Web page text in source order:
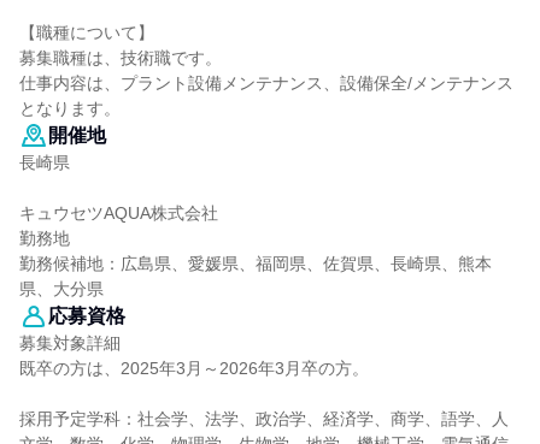
【職種について】
募集職種は、技術職です。
仕事内容は、プラント設備メンテナンス、設備保全/メンテナンス
となります。
開催地
長崎県
キュウセツAQUA株式会社
勤務地
勤務候補地：広島県、愛媛県、福岡県、佐賀県、長崎県、熊本
県、大分県
応募資格
募集対象詳細
既卒の方は、2025年3月～2026年3月卒の方。
採用予定学科：社会学、法学、政治学、経済学、商学、語学、人